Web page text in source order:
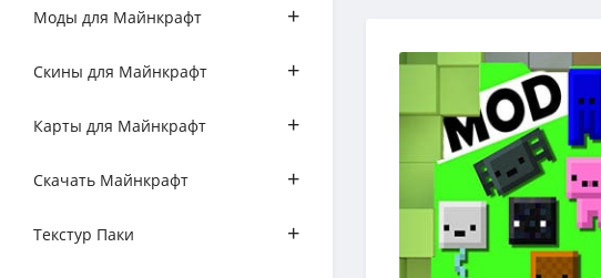
Моды для Майнкрафт +
Скины для Майнкрафт +
Карты для Майнкрафт +
Скачать Майнкрафт +
Текстур Паки +